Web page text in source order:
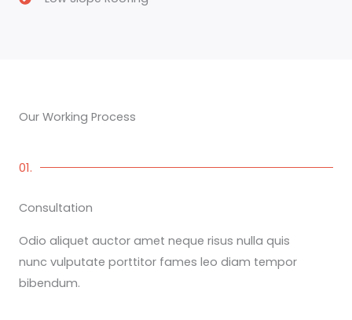
Our Working Process
01.
Consultation
Odio aliquet auctor amet neque risus nulla quis
nunc vulputate porttitor fames leo diam tempor
bibendum.